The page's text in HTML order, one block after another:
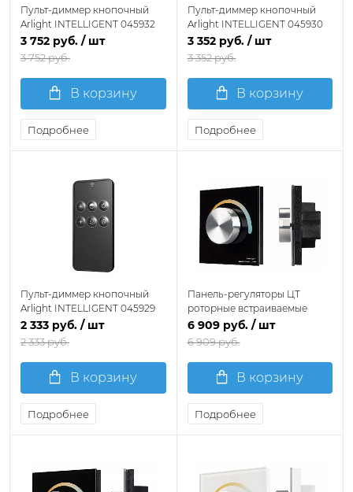
Пульт-диммер кнопочный
Arlight INTELLIGENT 045932
3 752 руб. / шт
3 752 руб.
В корзину
Подробнее
Пульт-диммер кнопочный
Arlight INTELLIGENT 045930
3 352 руб. / шт
3 352 руб.
В корзину
Подробнее
Пульт-диммер кнопочный
Arlight INTELLIGENT 045929
2 333 руб. / шт
2 333 руб.
В корзину
Подробнее
Панель-регуляторы ЦТ
роторные встраиваемые
Arlight SMART 033762
6 909 руб. / шт
6 909 руб.
В корзину
Подробнее